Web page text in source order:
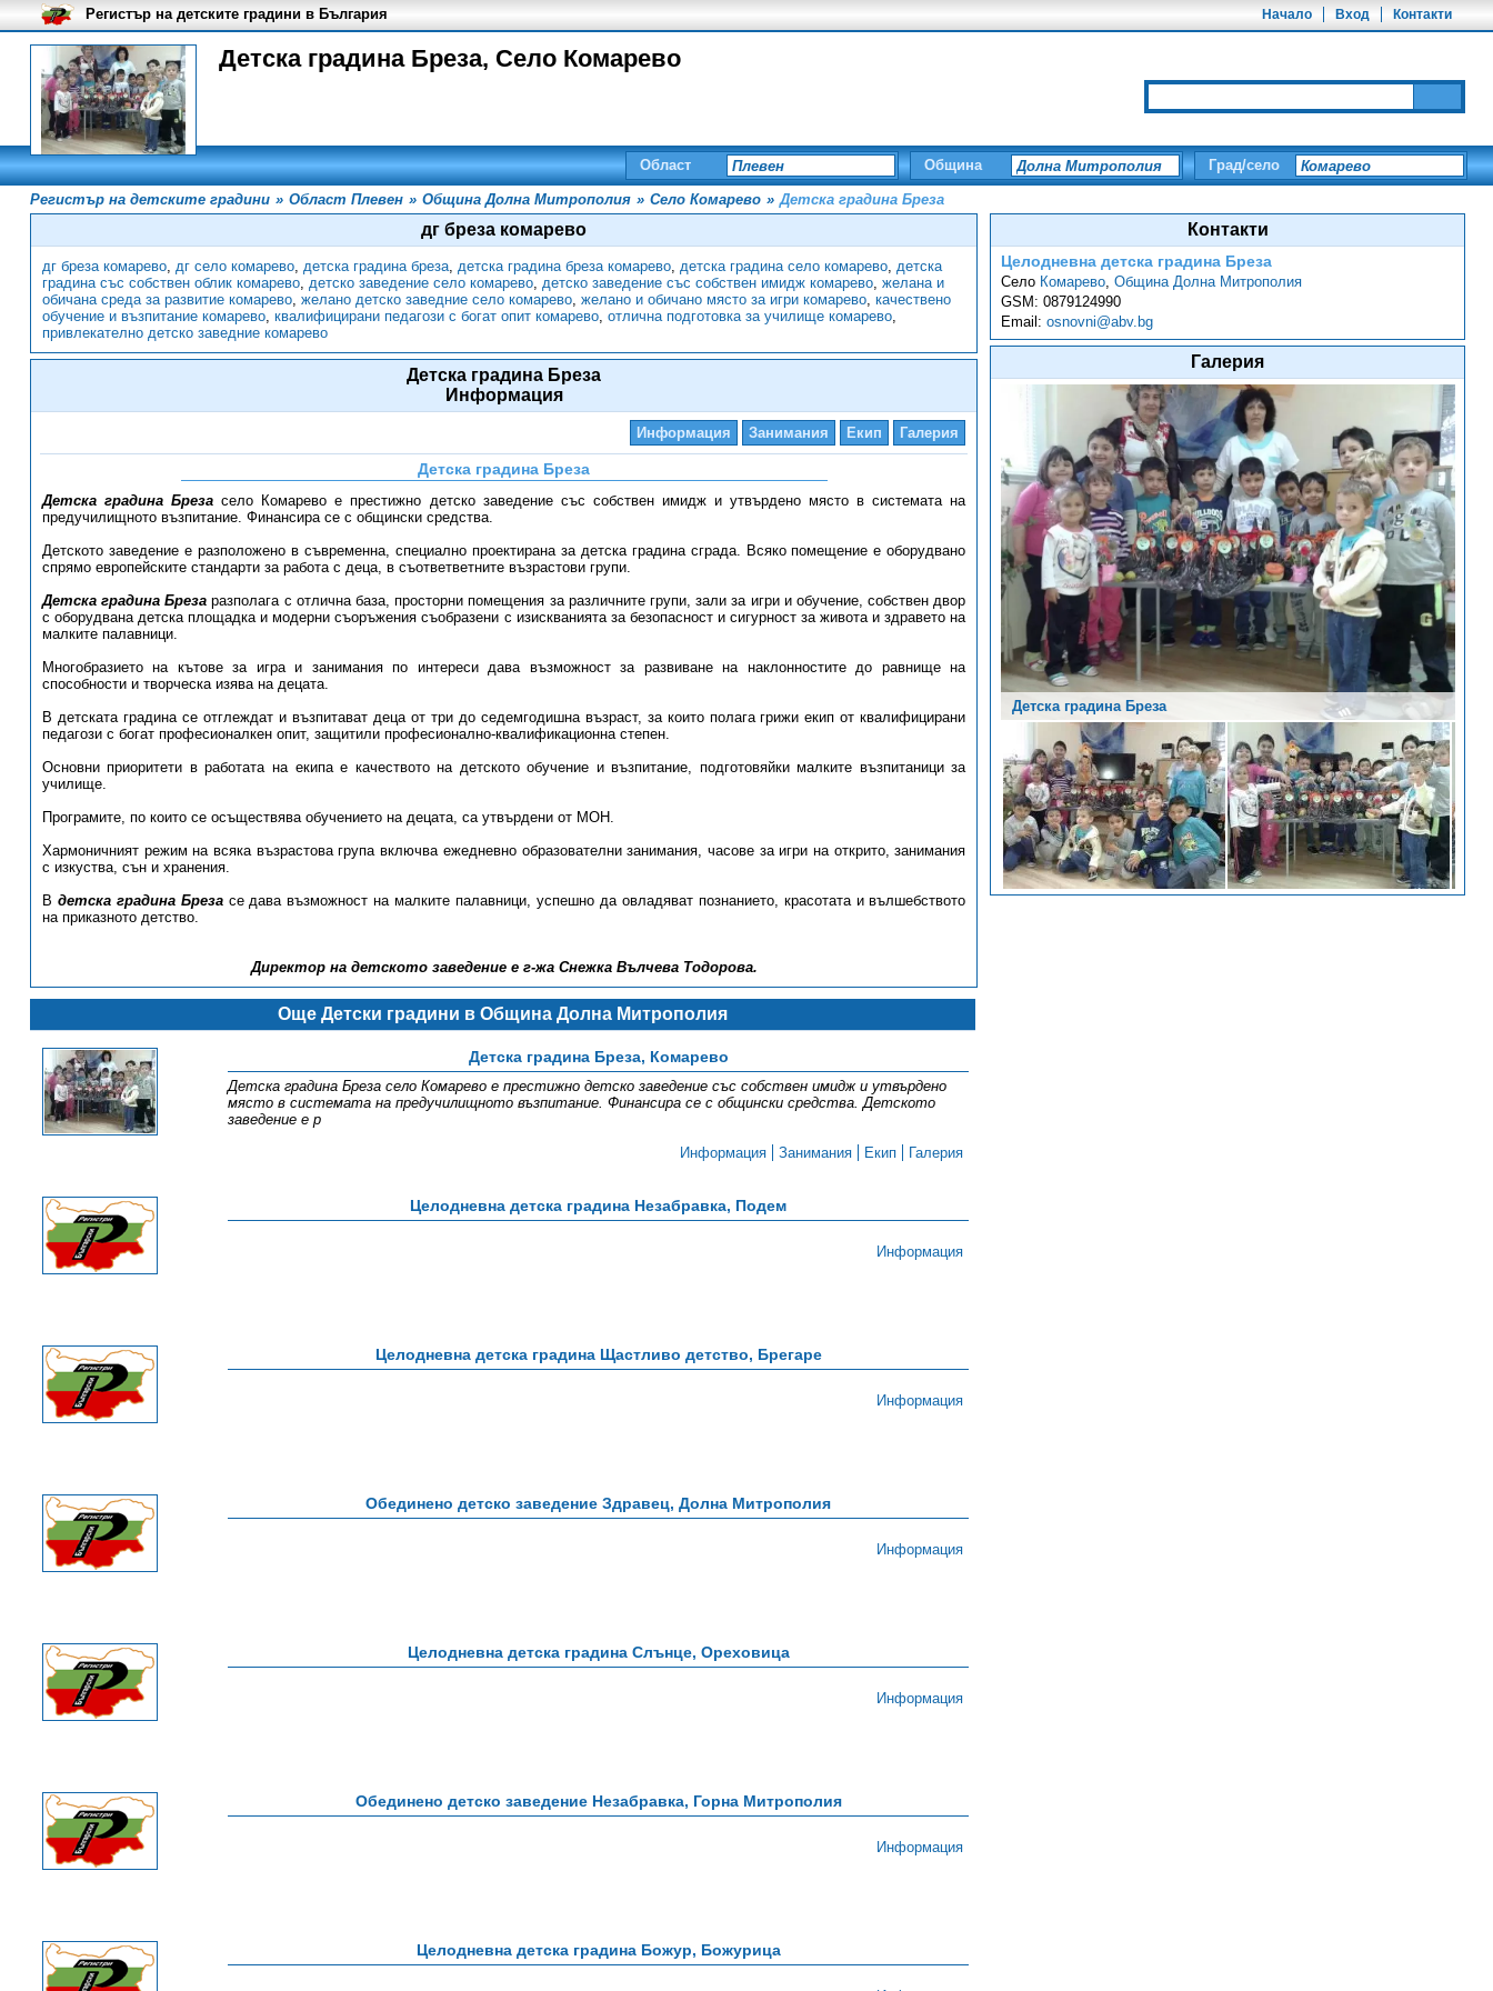
Детска градина Бреза, Село Комарево
Начало Вход Контакти
Регистър на детските градини в България
Област Община Град/село
Регистър на детските градини » Област Плевен » Община Долна Митрополия » Село Комарево » Детска градина Бреза
дг бреза комарево
дг бреза комарево, дг село комарево, детска градина бреза, детска градина бреза комарево, детска градина село комарево, детска
градина със собствен облик комарево, детско заведение село комарево, детско заведение със собствен имидж комарево, желана и
обичана среда за развитие комарево, желано детско заведние село комарево, желано и обичано място за игри комарево, качествено
обучение и възпитание комарево, квалифицирани педагози с богат опит комарево, отлична подготовка за училище комарево,
привлекателно детско заведние комарево
Детска градина Бреза
Информация
Информация Занимания Екип Галерия
Детска градина Бреза
Детска градина Бреза село Комарево е престижно детско заведение със собствен имидж и утвърдено място в системата на
предучилищното възпитание. Финансира се с общински средства.
Детското заведение е разположено в съвременна, специално проектирана за детска градина сграда. Всяко помещение е оборудвано
спрямо европейските стандарти за работа с деца, в съответветните възрастови групи.
Детска градина Бреза разполага с отлична база, просторни помещения за различните групи, зали за игри и обучение, собствен двор
с оборудвана детска площадка и модерни съоръжения съобразени с изискванията за безопасност и сигурност за живота и здравето на
малките палавници.
Многобразието на кътове за игра и занимания по интереси дава възможност за развиване на наклонностите до равнище на
способности и творческа изява на децата.
В детската градина се отглеждат и възпитават деца от три до седемгодишна възраст, за които полага грижи екип от квалифицирани
педагози с богат професионалкен опит, защитили професионално-квалификационна степен.
Основни приоритети в работата на екипа е качеството на детското обучение и възпитание, подготовяйки малките възпитаници за
училище.
Програмите, по които се осъществява обучението на децата, са утвърдени от МОН.
Хармоничният режим на всяка възрастова група включва ежедневно образователни занимания, часове за игри на открито, занимания
с изкуства, сън и хранения.
В детска градина Брезасе дава възможност на малките палавници, успешно да овладяват познанието, красотата и вълшебството
на приказното детство.
Директор на детското заведение е г-жа Снежка Вълчева Тодорова.
Контакти
Целодневна детска градина Бреза
Село Комарево, Община Долна Митрополия
GSM: 0879124990
Email: osnovni@abv.bg
Галерия
Детска градина Бреза
Още Детски градини в Община Долна Митрополия
Детска градина Бреза, Комарево
Детска градина Бреза село Комарево е престижно детско заведение със собствен имидж и утвърдено
място в системата на предучилищното възпитание. Финансира се с общински средства. Детското
заведение е р
Информация
Занимания Екип Галерия
Целодневна детска градина Незабравка, Подем
Информация
Целодневна детска градина Щастливо детство, Брегаре
Информация
Обединено детско заведение Здравец, Долна Митрополия
Информация
Целодневна детска градина Слънце, Ореховица
Информация
Обединено детско заведение Незабравка, Горна Митрополия
Информация
Целодневна детска градина Божур, Божурица